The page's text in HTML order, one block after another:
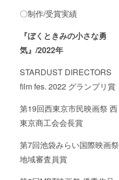
〇制作/受賞実績
『ぼくときみの小さな勇
気』/2022年
STARDUST DIRECTORS
film fes. 2022 グランプリ賞
第19回西東京市民映画祭 西
東京商工会会長賞
第7回池袋みらい国際映画祭
地域審査員賞